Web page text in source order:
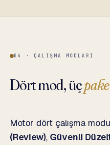
04 · ÇALIŞMA MODLARI
Dört mod, üç
Motor dört çalışma
(Review), Güvenli